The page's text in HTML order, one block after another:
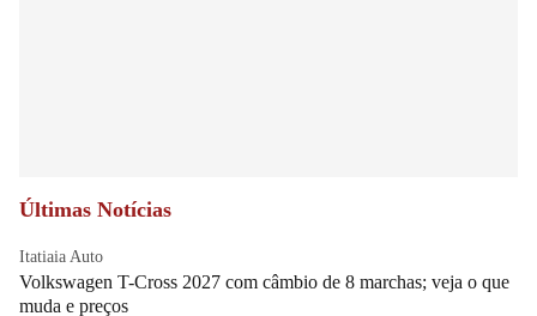
Últimas Notícias
Itatiaia Auto
Volkswagen T-Cross 2027 com câmbio de 8 marchas; veja o que
muda e preços